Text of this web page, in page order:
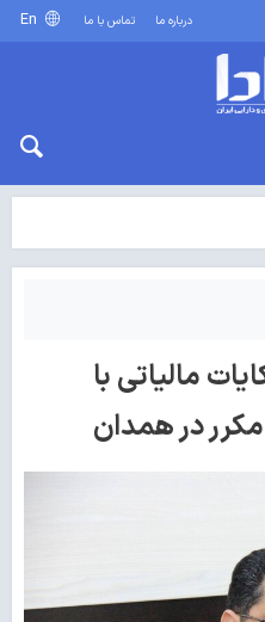
درباره ما تماس با ما
مالیاتی با